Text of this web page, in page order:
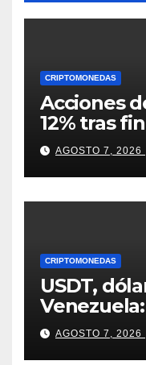
CRIPTOMONEDAS
Acciones
12% tras
¿Hasta
en agosto?
AGOSTO 7, 2026
CRIPTOMONEDAS
USDT,
fenómeno
Feathers”?
AGOSTO 7, 2026